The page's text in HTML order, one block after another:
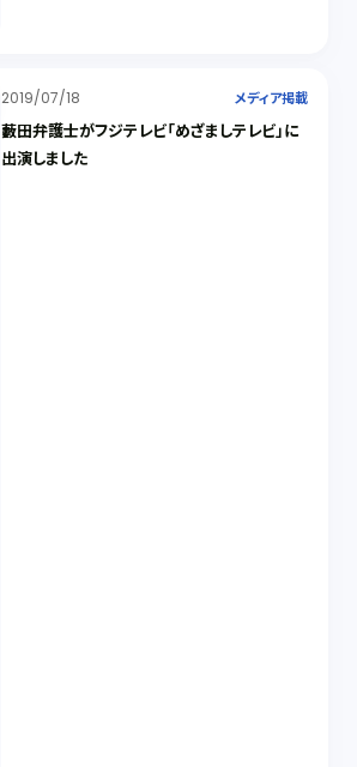
2019/07/18 メディア掲載
藪田弁護士がフジテレビ「めざましテレビ」に
出演しました